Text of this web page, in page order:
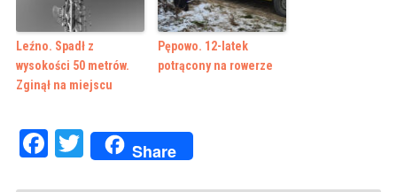
Leźno. Spadł z
wysokości 50 metrów.
Zginął na miejscu
Pępowo. 12-latek
potrącony na rowerze
Facebook
Twitter
Share